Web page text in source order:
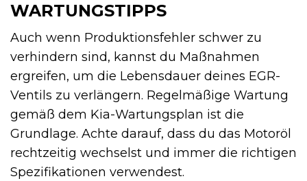
WARTUNGSTIPPS
Auch wenn Produktionsfehler schwer zu
verhindern sind, kannst du Maßnahmen
ergreifen, um die Lebensdauer deines EGR-
Ventils zu verlängern. Regelmäßige Wartung
gemäß dem Kia-Wartungsplan ist die
Grundlage. Achte darauf, dass du das Motoröl
rechtzeitig wechselst und immer die richtigen
Spezifikationen verwendest.